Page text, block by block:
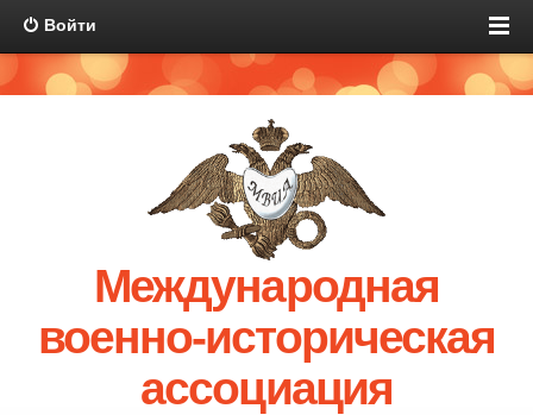
Войти
Международная
военно-историческая
ассоциация